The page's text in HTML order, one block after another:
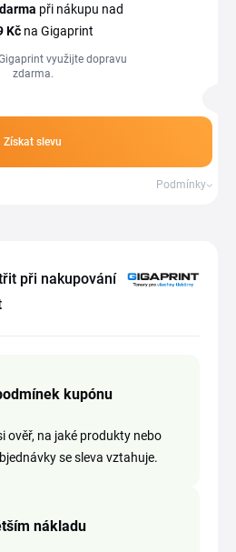
při nákupu nad
Kč na Gigaprint
využijte dopravu
zdarma.
Získat slevu
Podmínky
při nakupování
kupónu
ověř, na jaké produkty nebo
se sleva vztahuje.
nákladu